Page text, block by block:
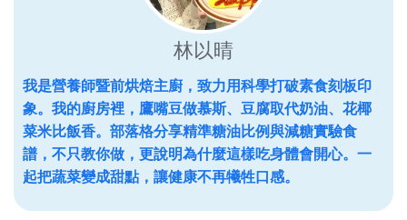
林以晴
我是營養師暨前烘焙主廚，致力用科學打破素食刻板印
象。我的廚房裡，鷹嘴豆做慕斯、豆腐取代奶油、花椰
菜米比飯香。部落格分享精準糖油比例與減糖實驗食
譜，不只教你做，更說明為什麼這樣吃身體會開心。一
起把蔬菜變成甜點，讓健康不再犧牲口感。